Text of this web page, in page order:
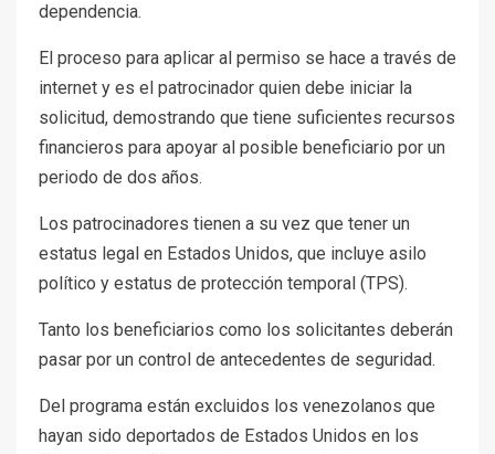
dependencia.
El proceso para aplicar al permiso se hace a través de
internet y es el patrocinador quien debe iniciar la
solicitud, demostrando que tiene suficientes recursos
financieros para apoyar al posible beneficiario por un
periodo de dos años.
Los patrocinadores tienen a su vez que tener un
estatus legal en Estados Unidos, que incluye asilo
político y estatus de protección temporal (TPS).
Tanto los beneficiarios como los solicitantes deberán
pasar por un control de antecedentes de seguridad.
Del programa están excluidos los venezolanos que
hayan sido deportados de Estados Unidos en los